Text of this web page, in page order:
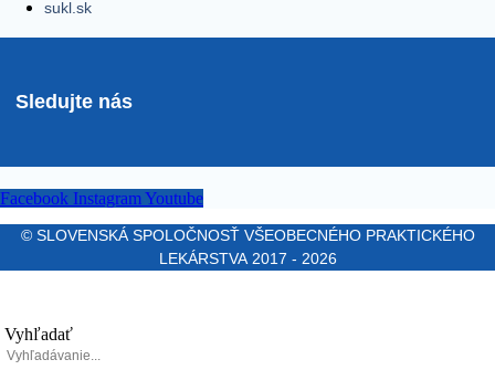
sukl.sk
Sledujte nás
Facebook Instagram Youtube
© SLOVENSKÁ SPOLOČNOSŤ VŠEOBECNÉHO PRAKTICKÉHO
LEKÁRSTVA 2017 - 2026
Vyhľadať